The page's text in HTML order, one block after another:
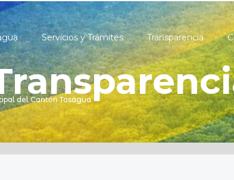
Servicios y Trámites Transparencia
del Cantón Tosagua